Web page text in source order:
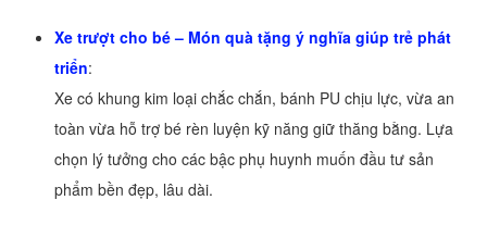
Xe trượt cho bé – Món quà tặng ý nghĩa giúp trẻ phát
triển:
Xe có khung kim loại chắc chắn, bánh PU chịu lực, vừa an
toàn vừa hỗ trợ bé rèn luyện kỹ năng giữ thăng bằng. Lựa
chọn lý tưởng cho các bậc phụ huynh muốn đầu tư sản
phẩm bền đẹp, lâu dài.